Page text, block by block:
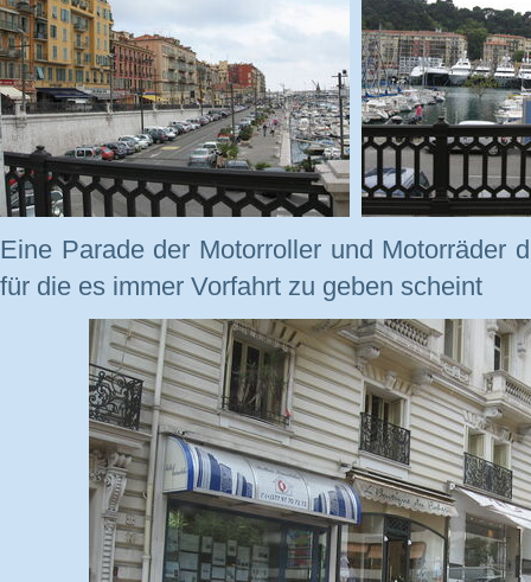
Eine Parade der Motorroller und Motorräder
für die es immer Vorfahrt zu geben scheint